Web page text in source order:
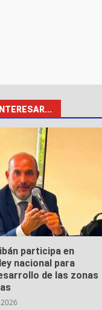
participa en
nacional para
de las zonas